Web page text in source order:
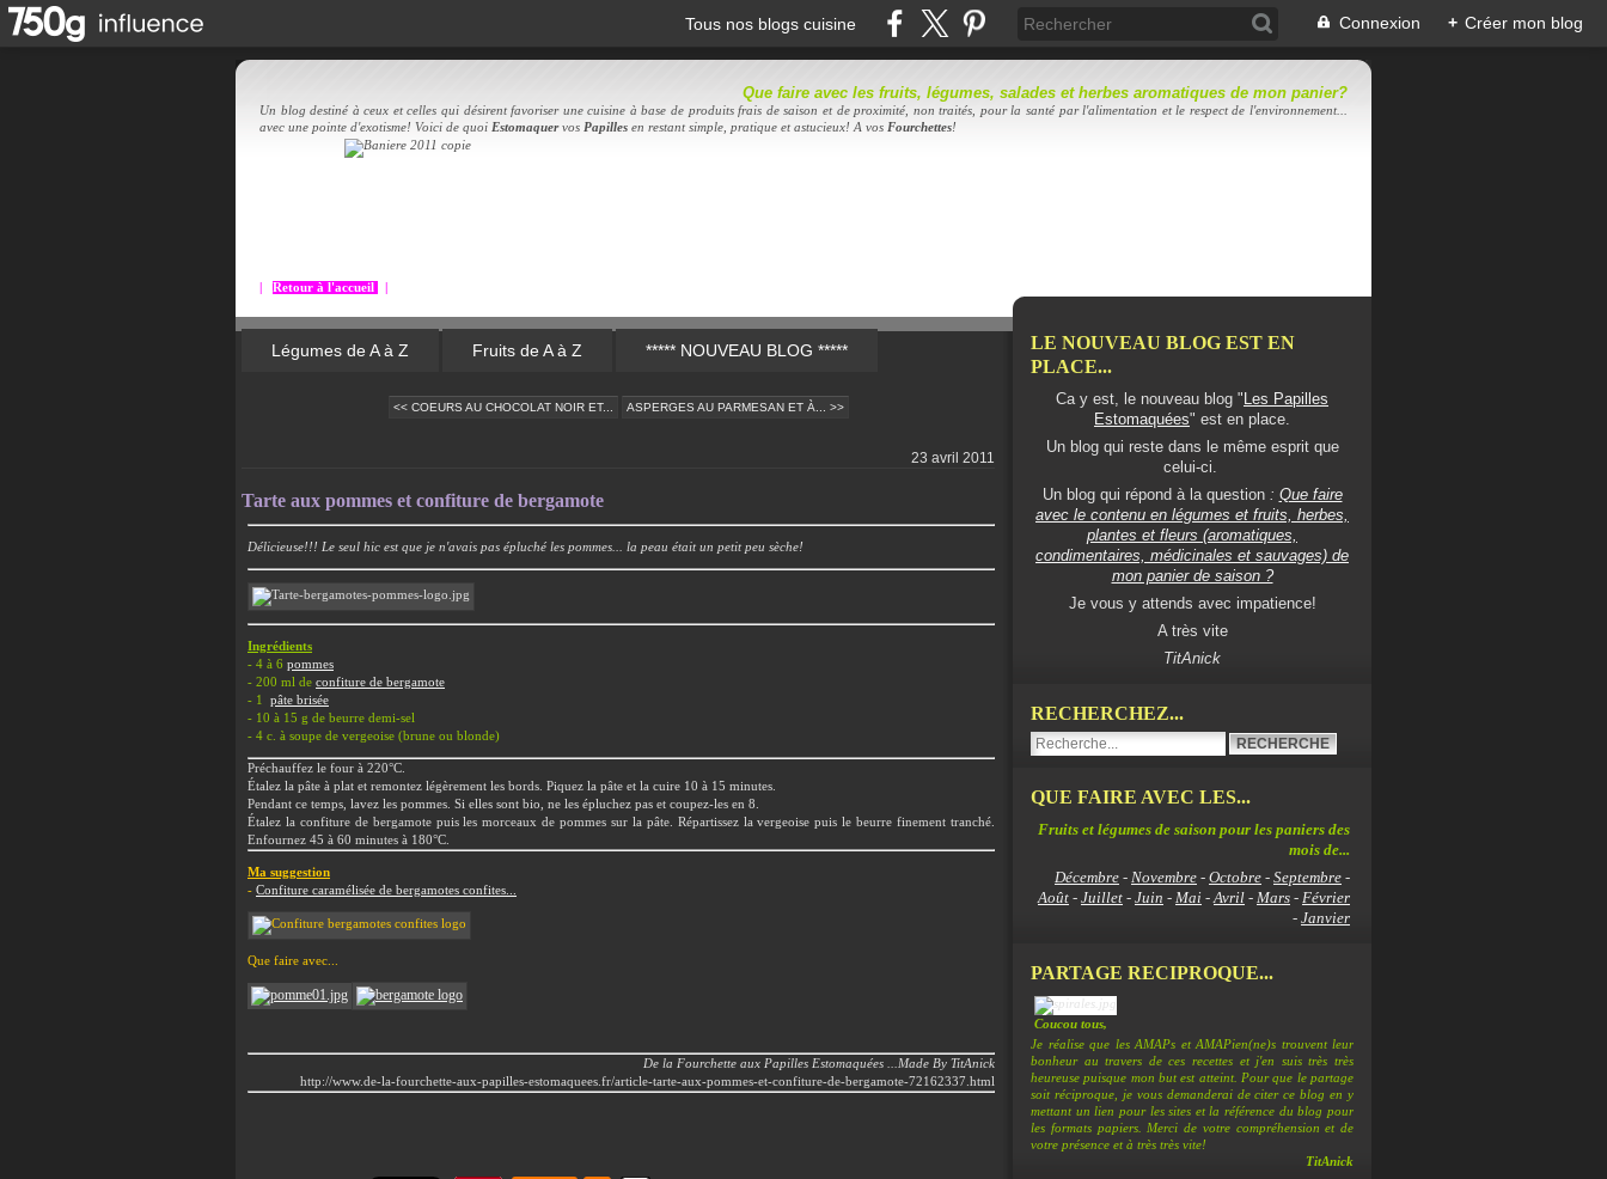
Tous nos blogs cuisine Connexion + Créer mon blog
Que faire avec les fruits, légumes, salades et herbes aromatiques de mon panier?
Un blog destiné à ceux et celles qui désirent favoriser une cuisine à base de produits frais de saison et de proximité, non traités, pour la santé par l'alimentation et le respect de l'environnement...
avec une pointe d'exotisme! Voici de quoi Estomaquervos Papilles en restant simple, pratique et astucieux! A vos Fourchettes!
Retour à l'accueil
Légumes de A à Z Fruits de A à Z ***** NOUVEAU BLOG *****
<< COEURS AU CHOCOLAT NOIR ET... ASPERGES AU PARMESAN ET À... >>
23 avril 2011
Tarte aux pommes et confiture de bergamote
Délicieuse!!! Le seul hic est que je n'avais pas épluché les pommes... la peau était un petit peu sèche!
Ingrédients
- 4 à 6 pommes
- 200 ml de confiture de bergamote
- 1
pâte brisée
- 10 à 15 g de beurre demi-sel
- 4 c. à soupe de vergeoise (brune ou blonde)
Préchauffez le four à 220°C.
Étalez la pâte à plat et remontez légèrement les bords. Piquez la pâte et la cuire 10 à 15 minutes.
Pendant ce temps, lavez les pommes. Si elles sont bio, ne les épluchez pas et coupez-les en 8.
Étalez la confiture de bergamote puis les morceaux de pommes sur la pâte. Répartissez la vergeoise puis le beurre finement tranché.
Enfournez 45 à 60 minutes à 180°C.
Ma suggestion
- Confiture caramélisée de bergamotes confites...
Que faire avec...
De la Fourchette aux Papilles Estomaquées ...Made By TitAnick
http://www.de-la-fourchette-aux-papilles-estomaquees.fr/article-tarte-aux-pommes-et-confiture-de-bergamote-72162337.html
LE NOUVEAU BLOG EST EN
PLACE...
Ca y est, le nouveau blog " Les Papilles
Estomaquées" est en place.
Un blog qui reste dans le même esprit que
celui-ci.
Un blog qui répond à la question : Que faire
avec le contenu en légumes et fruits, herbes,
plantes et fleurs (aromatiques,
condimentaires, médicinales et sauvages) de
mon panier de saison ?
Je vous y attends avec impatience!
A très vite
TitAnick
RECHERCHEZ...
QUE FAIRE AVEC LES...
Fruits et légumes de saison pour les paniers des
mois de...
Décembre - Novembre - Octobre - Septembre -
Août - Juillet - Juin - Mai -Avril - Mars - Février
- Janvier
PARTAGE RECIPROQUE...
Coucou tous,
Je réalise que les AMAPs et AMAPien(ne)s trouvent leur
bonheur au travers de ces recettes et j'en suis très très
heureuse puisque mon but est atteint. Pour que le partage
soit réciproque, je vous demanderai de citer ce blog en y
mettant un lien pour les sites et la référence du blog pour
les formats papiers. Merci de votre compréhension et de
votre présence et à très très vite!
TitAnick